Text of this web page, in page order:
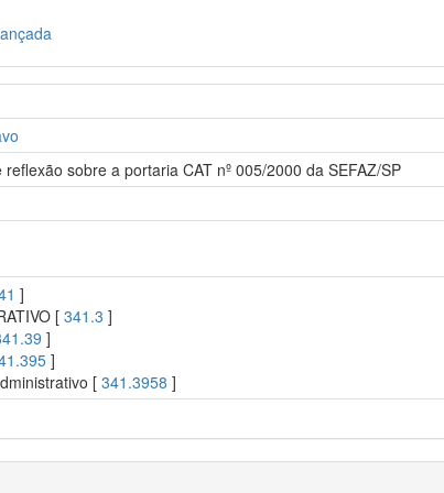
sobre a portaria CAT nº 005/2000 da SEFAZ/SP
]
[341.3 ]
]
]
[341.3958 ]